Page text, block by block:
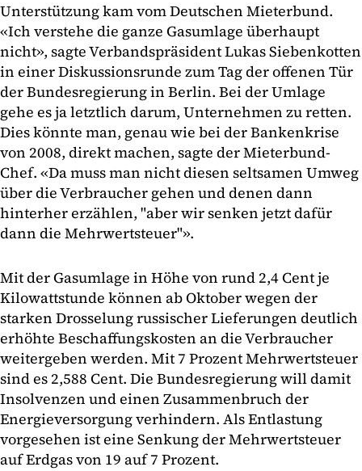
Unterstützung kam vom Deutschen Mieterbund.
«Ich verstehe die ganze Gasumlage überhaupt
nicht», sagte Verbandspräsident Lukas Siebenkotten
in einer Diskussionsrunde zum Tag der offenen Tür
der Bundesregierung in Berlin. Bei der Umlage
gehe es ja letztlich darum, Unternehmen zu retten.
Dies könnte man, genau wie bei der Bankenkrise
von 2008, direkt machen, sagte der Mieterbund-
Chef. «Da muss man nicht diesen seltsamen Umweg
über die Verbraucher gehen und denen dann
hinterher erzählen, "aber wir senken jetzt dafür
dann die Mehrwertsteuer"».
Mit der Gasumlage in Höhe von rund 2,4 Cent je
Kilowattstunde können ab Oktober wegen der
starken Drosselung russischer Lieferungen deutlich
erhöhte Beschaffungskosten an die Verbraucher
weitergeben werden. Mit 7 Prozent Mehrwertsteuer
sind es 2,588 Cent. Die Bundesregierung will damit
Insolvenzen und einen Zusammenbruch der
Energieversorgung verhindern. Als Entlastung
vorgesehen ist eine Senkung der Mehrwertsteuer
auf Erdgas von 19 auf 7 Prozent.